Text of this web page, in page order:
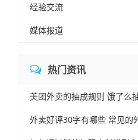
经验交流
媒体报道
热门资讯
美团外卖的抽成规则 饿了么
外卖好评30字有哪些 常见的